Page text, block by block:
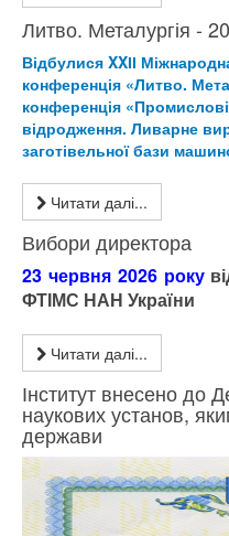
Литво. Металургія -
Відбулися XXІІ
конференція «Литво.
конференція
відродження. Ливарне
заготівельної бази
Читати далі...
Вибори директора
23 червня 2026 року
ФТІМС НАН України
Читати далі...
Інститут внесено до
наукових установ,
держави